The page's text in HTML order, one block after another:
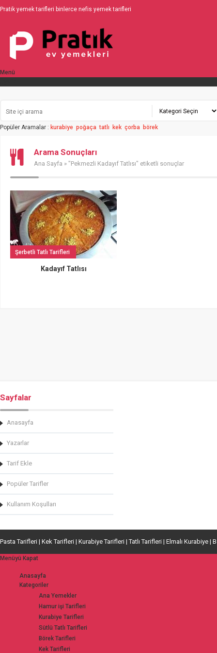
Pratik yemek tarifleri binlerce nefis yemek tarifleri
Menü
Popüler Aramalar : kurabiye poğaça tatlı kek çorba börek
Arama Sonuçları
Ana Sayfa » "Pekmezli Kadayıf Tatlısı" etiketli sonuçlar
Şerbetli Tatlı Tarifleri
Kadayıf Tatlısı
Sayfalar
Anasayfa
Yazarlar
Tarif Ekle
Popüler Tarifler
Kullanım Koşulları
Pasta Tarifleri | Kek Tarifleri | Kurabiye Tarifleri | Tatlı Tarifleri | Elmalı Kurabiye |
Menüyü Kapat
Anasayfa
Kategoriler
Ana Yemekler
Hamur işi Tarifleri
Kurabiye Tarifleri
Sütlü Tatlı Tarifleri
Börek Tarifleri
Kek Tarifleri